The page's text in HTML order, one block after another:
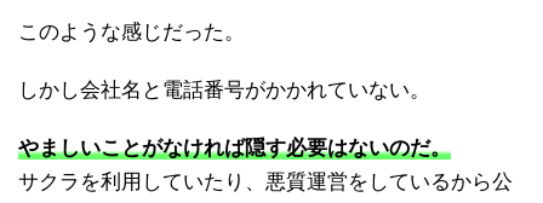
このような感じだった。
しかし会社名と電話番号がかかれていない。
やましいことがなければ隠す必要はないのだ。
サクラを利用していたり、悪質運営をしているから公